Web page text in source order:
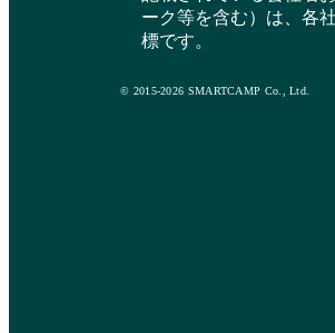
ーク等を含む）は、各
標です。
© 2015-2026 SMARTCAMP Co., Ltd.